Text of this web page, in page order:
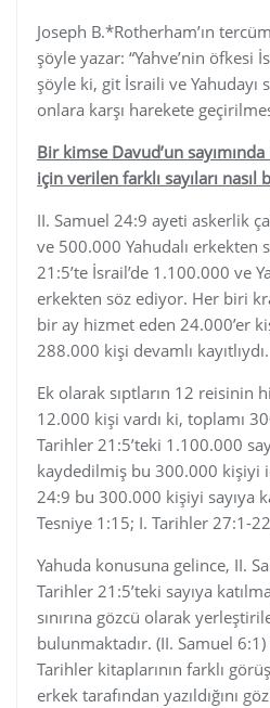
Joseph B.*Rotherham’ın
şöyle yazar: “Yahve’nin öfkesi
şöyle ki, git İsraili ve Yahudayı
onlara karşı harekete
Bir kimse Davud’un
için verilen farklı sayıları nasıl
II. Samuel 24:9 ayeti askerlik
ve 500.000 Yahudalı erkekten
21:5’te İsrail’de 1.100.000 ve
erkekten söz ediyor. Her biri
bir ay hizmet eden 24.000’er
288.000 kişi devamlı kayıtlıydı.
Ek olarak sıptların 12 reisinin
12.000 kişi vardı ki, toplamı
Tarihler 21:5’teki 1.100.000
kaydedilmiş bu 300.000 kişiyi
24:9 bu 300.000 kişiyi sayıya
Tesniye 1:15; I. Tarihler 27:1-
Yahuda konusuna gelince, II.
Tarihler 21:5’teki sayıya
sınırına gözcü olarak
bulunmaktadır. (II. Samuel
Tarihler kitaplarının farklı
erkek tarafından yazıldığını